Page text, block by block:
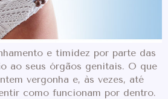
e timidez por parte das
ao seus órgãos genitais. O que
vergonha e, às vezes, até
como funcionam por dentro.